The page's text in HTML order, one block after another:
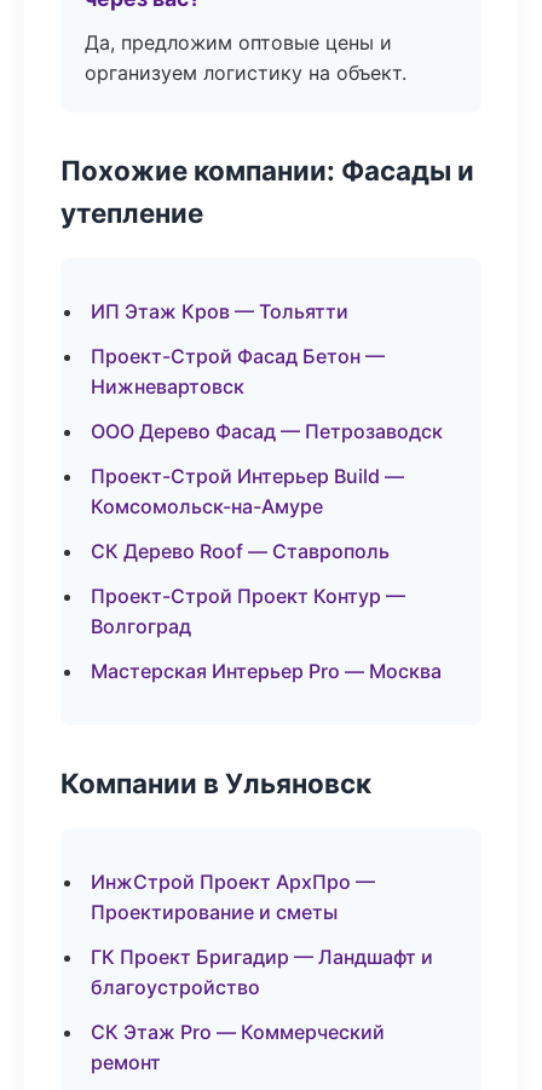
Да, предложим оптовые цены и
организуем логистику на объект.
Похожие компании: Фасады и
утепление
ИП Этаж Кров — Тольятти
Проект-Строй Фасад Бетон —
Нижневартовск
ООО Дерево Фасад — Петрозаводск
Проект-Строй Интерьер Build —
Комсомольск-на-Амуре
СК Дерево Roof — Ставрополь
Проект-Строй Проект Контур —
Волгоград
Мастерская Интерьер Pro — Москва
Компании в Ульяновск
ИнжСтрой Проект АрхПро —
Проектирование и сметы
ГК Проект Бригадир — Ландшафт и
благоустройство
СК Этаж Pro — Коммерческий
ремонт